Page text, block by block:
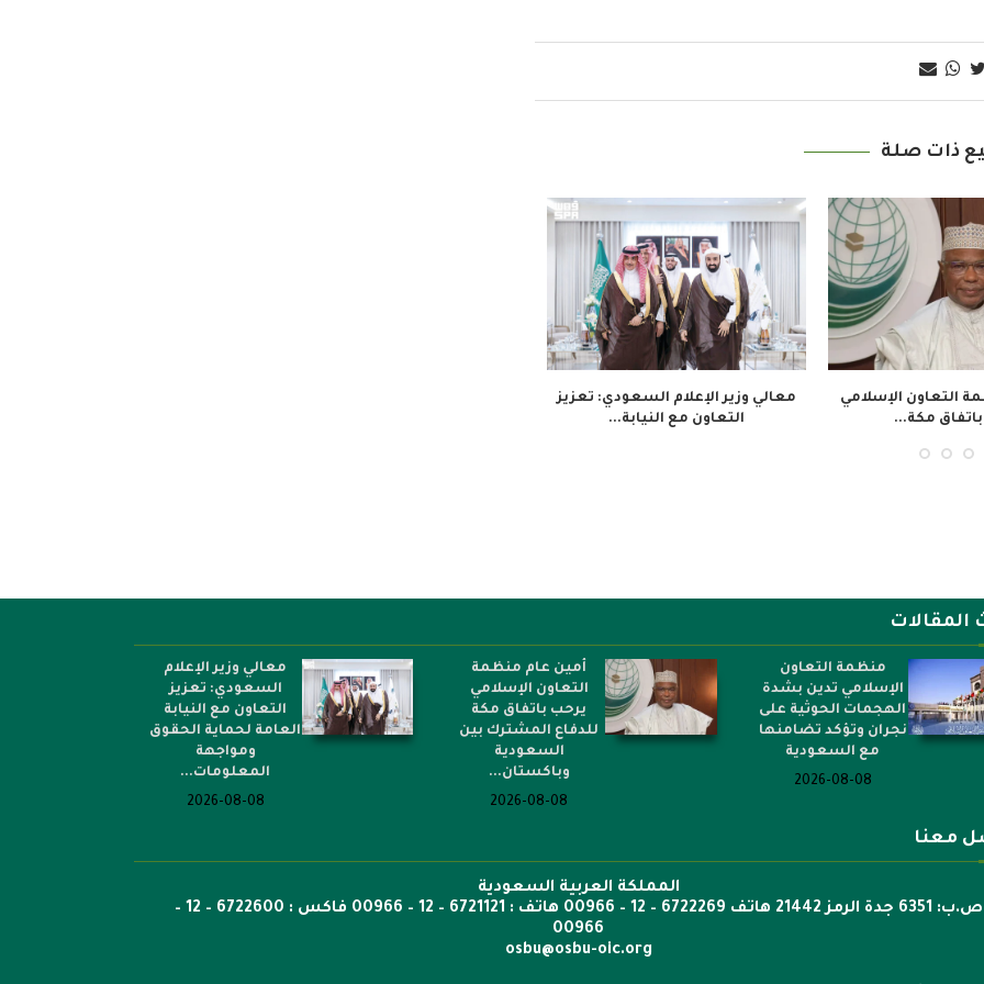
ذات صلة
لا سيطرة
على وسائل...
تدريب 30 صحفياً في السنغال لتعزيز
التغطية المهنية...
المقالات
منظمة التعاون
الإسلامي تدين بشدة
الهجمات الحوثية على
نجران وتؤكد تضامنها
مع السعودية
2026-08-08
أمين عام منظمة
التعاون الإسلامي
يرحب باتفاق مكة
للدفاع المشترك بين
السعودية
وباكستان...
2026-08-08
معالي وزير الإعلام
السعودي: تعزيز
التعاون مع النيابة
العامة لحماية الحقوق
ومواجهة
المعلومات...
2026-08-08
معنا
المملكة العربية السعودية
ص.ب: 6351 جدة الرمز 21442 هاتف 6722269 – 12 – 00966 هاتف : 6721121 – 12 – 00966 فاكس : 6722600 – 12 –
00966
osbu@osbu-oic.org